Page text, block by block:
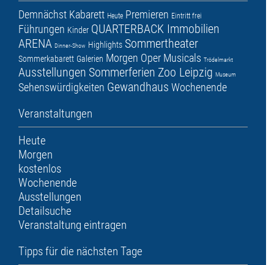
Demnächst Kabarett Heute Premieren Eintritt frei
Führungen Kinder QUARTERBACK Immobilien
ARENA Dinner-Show Highlights Sommertheater
Sommerkabarett Galerien Morgen Oper Musicals Trödelmarkt
Ausstellungen Sommerferien Zoo Leipzig Museum
Sehenswürdigkeiten Gewandhaus Wochenende
Veranstaltungen
Heute
Morgen
kostenlos
Wochenende
Ausstellungen
Detailsuche
Veranstaltung eintragen
Tipps für die nächsten Tage